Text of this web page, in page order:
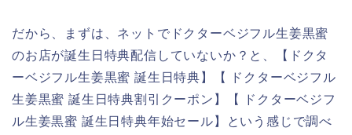
だから、まずは、ネットでドクターベジフル生姜黒蜜
のお店が誕生日特典配信していないか？と、【ドクタ
ーベジフル生姜黒蜜 誕生日特典】【 ドクターベジフル
生姜黒蜜 誕生日特典割引クーポン】【 ドクターベジフ
ル生姜黒蜜 誕生日特典年始セール】という感じで調べ